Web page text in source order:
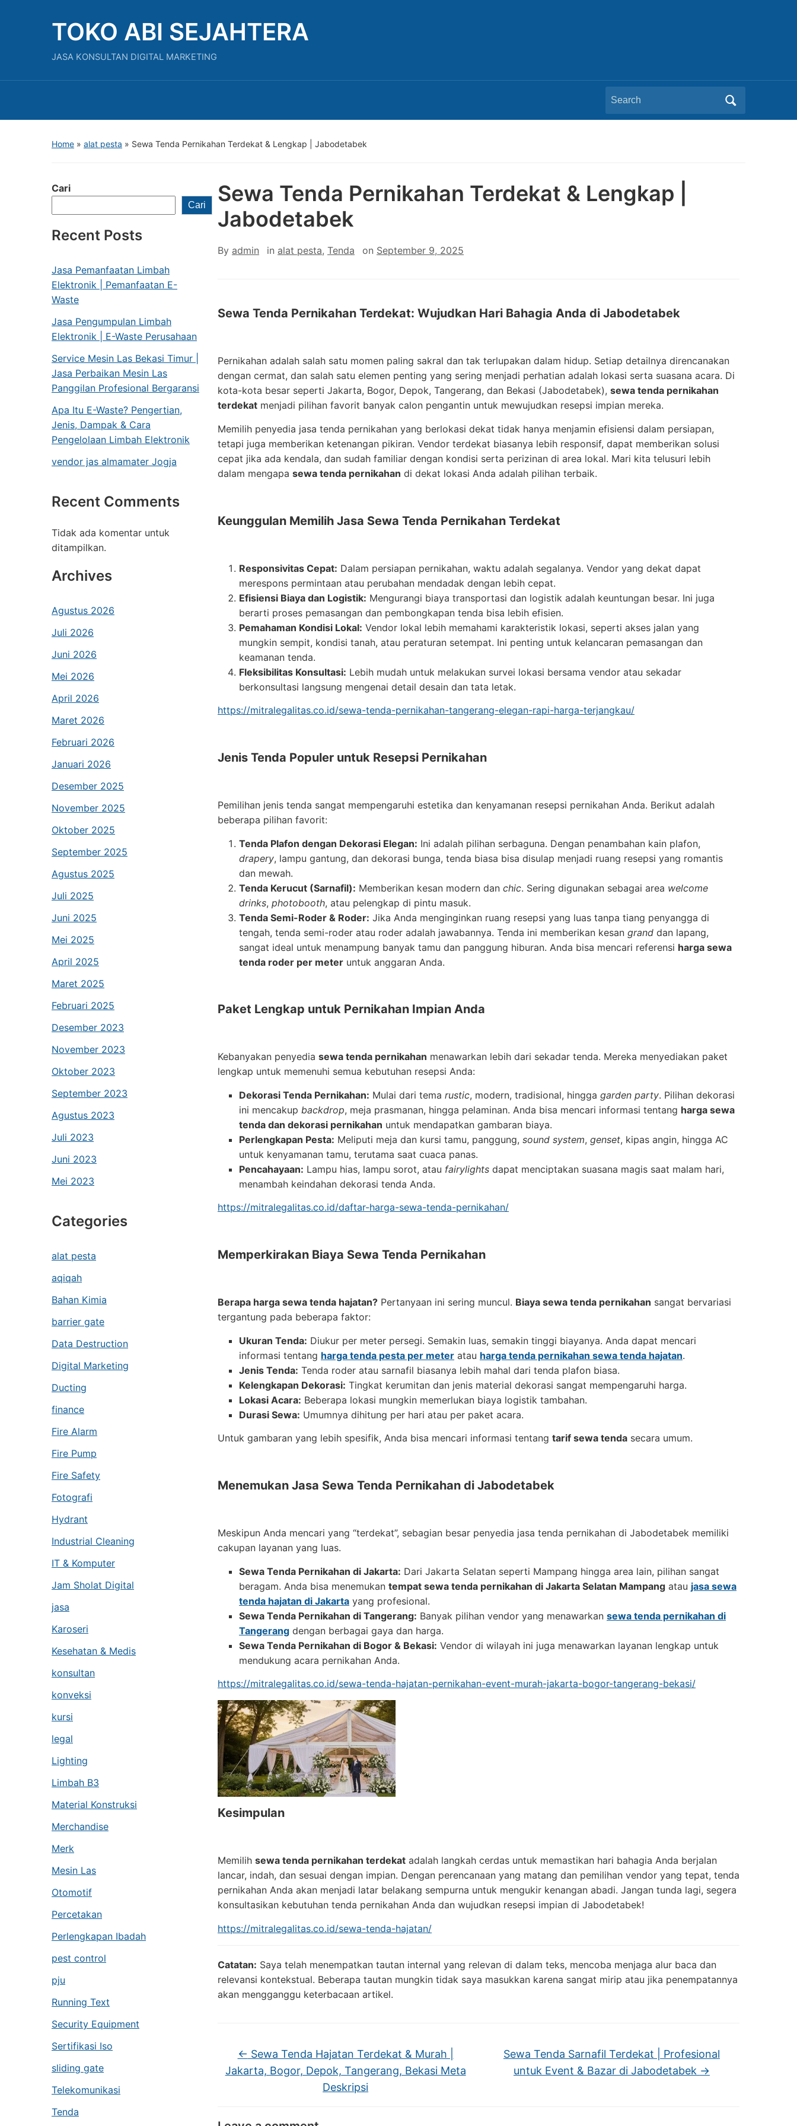
TOKO ABI SEJAHTERA
JASA KONSULTAN DIGITAL MARKETING
Search
for:
Home » alat pesta » Sewa Tenda Pernikahan Terdekat & Lengkap | Jabodetabek
Cari
Cari
Recent Posts
Jasa Pemanfaatan Limbah
Elektronik | Pemanfaatan E-
Waste
Jasa Pengumpulan Limbah
Elektronik | E-Waste Perusahaan
Service Mesin Las Bekasi Timur |
Jasa Perbaikan Mesin Las
Panggilan Profesional Bergaransi
Apa Itu E-Waste? Pengertian,
Jenis, Dampak & Cara
Pengelolaan Limbah Elektronik
vendor jas almamater Jogja
Recent Comments
Tidak ada komentar untuk
ditampilkan.
Archives
Agustus 2026
Juli 2026
Juni 2026
Mei 2026
April 2026
Maret 2026
Februari 2026
Januari 2026
Desember 2025
November 2025
Oktober 2025
September 2025
Agustus 2025
Juli 2025
Juni 2025
Mei 2025
April 2025
Maret 2025
Februari 2025
Desember 2023
November 2023
Oktober 2023
September 2023
Agustus 2023
Juli 2023
Juni 2023
Mei 2023
Categories
alat pesta
aqiqah
Bahan Kimia
barrier gate
Data Destruction
Digital Marketing
Ducting
finance
Fire Alarm
Fire Pump
Fire Safety
Fotografi
Hydrant
Industrial Cleaning
IT & Komputer
Jam Sholat Digital
jasa
Karoseri
Kesehatan & Medis
konsultan
konveksi
kursi
legal
Lighting
Limbah B3
Material Konstruksi
Merchandise
Merk
Mesin Las
Otomotif
Percetakan
Perlengkapan Ibadah
pest control
pju
Running Text
Security Equipment
Sertifikasi Iso
sliding gate
Telekomunikasi
Tenda
Sewa Tenda Pernikahan Terdekat & Lengkap |
Jabodetabek
By admin in alat pesta, Tenda on September 9, 2025
Sewa Tenda Pernikahan Terdekat: Wujudkan Hari Bahagia Anda di Jabodetabek
Pernikahan adalah salah satu momen paling sakral dan tak terlupakan dalam hidup. Setiap detailnya direncanakan
dengan cermat, dan salah satu elemen penting yang sering menjadi perhatian adalah lokasi serta suasana acara. Di
kota-kota besar seperti Jakarta, Bogor, Depok, Tangerang, dan Bekasi (Jabodetabek), sewa tenda pernikahan
terdekat menjadi pilihan favorit banyak calon pengantin untuk mewujudkan resepsi impian mereka.
Memilih penyedia jasa tenda pernikahan yang berlokasi dekat tidak hanya menjamin efisiensi dalam persiapan,
tetapi juga memberikan ketenangan pikiran. Vendor terdekat biasanya lebih responsif, dapat memberikan solusi
cepat jika ada kendala, dan sudah familiar dengan kondisi serta perizinan di area lokal. Mari kita telusuri lebih
dalam mengapa sewa tenda pernikahan di dekat lokasi Anda adalah pilihan terbaik.
Keunggulan Memilih Jasa Sewa Tenda Pernikahan Terdekat
Responsivitas Cepat: Dalam persiapan pernikahan, waktu adalah segalanya. Vendor yang dekat dapat
merespons permintaan atau perubahan mendadak dengan lebih cepat.
Efisiensi Biaya dan Logistik: Mengurangi biaya transportasi dan logistik adalah keuntungan besar. Ini juga
berarti proses pemasangan dan pembongkapan tenda bisa lebih efisien.
Pemahaman Kondisi Lokal: Vendor lokal lebih memahami karakteristik lokasi, seperti akses jalan yang
mungkin sempit, kondisi tanah, atau peraturan setempat. Ini penting untuk kelancaran pemasangan dan
keamanan tenda.
Fleksibilitas Konsultasi: Lebih mudah untuk melakukan survei lokasi bersama vendor atau sekadar
berkonsultasi langsung mengenai detail desain dan tata letak.
https://mitralegalitas.co.id/sewa-tenda-pernikahan-tangerang-elegan-rapi-harga-terjangkau/
Jenis Tenda Populer untuk Resepsi Pernikahan
Pemilihan jenis tenda sangat mempengaruhi estetika dan kenyamanan resepsi pernikahan Anda. Berikut adalah
beberapa pilihan favorit:
Tenda Plafon dengan Dekorasi Elegan: Ini adalah pilihan serbaguna. Dengan penambahan kain plafon,
drapery, lampu gantung, dan dekorasi bunga, tenda biasa bisa disulap menjadi ruang resepsi yang romantis
dan mewah.
Tenda Kerucut (Sarnafil): Memberikan kesan modern dan chic. Sering digunakan sebagai area welcome
drinks, photobooth, atau pelengkap di pintu masuk.
Tenda Semi-Roder & Roder: Jika Anda menginginkan ruang resepsi yang luas tanpa tiang penyangga di
tengah, tenda semi-roder atau roder adalah jawabannya. Tenda ini memberikan kesan grand dan lapang,
sangat ideal untuk menampung banyak tamu dan panggung hiburan. Anda bisa mencari referensi harga sewa
tenda roder per meter untuk anggaran Anda.
Paket Lengkap untuk Pernikahan Impian Anda
Kebanyakan penyedia sewa tenda pernikahan menawarkan lebih dari sekadar tenda. Mereka menyediakan paket
lengkap untuk memenuhi semua kebutuhan resepsi Anda:
Dekorasi Tenda Pernikahan: Mulai dari tema rustic, modern, tradisional, hingga garden party. Pilihan dekorasi
ini mencakup backdrop, meja prasmanan, hingga pelaminan. Anda bisa mencari informasi tentang harga sewa
tenda dan dekorasi pernikahan untuk mendapatkan gambaran biaya.
Perlengkapan Pesta: Meliputi meja dan kursi tamu, panggung, sound system, genset, kipas angin, hingga AC
untuk kenyamanan tamu, terutama saat cuaca panas.
Pencahayaan: Lampu hias, lampu sorot, atau fairylights dapat menciptakan suasana magis saat malam hari,
menambah keindahan dekorasi tenda Anda.
https://mitralegalitas.co.id/daftar-harga-sewa-tenda-pernikahan/
Memperkirakan Biaya Sewa Tenda Pernikahan
Berapa harga sewa tenda hajatan? Pertanyaan ini sering muncul. Biaya sewa tenda pernikahan sangat bervariasi
tergantung pada beberapa faktor:
Ukuran Tenda: Diukur per meter persegi. Semakin luas, semakin tinggi biayanya. Anda dapat mencari
informasi tentang harga tenda pesta per meter atau harga tenda pernikahan sewa tenda hajatan.
Jenis Tenda: Tenda roder atau sarnafil biasanya lebih mahal dari tenda plafon biasa.
Kelengkapan Dekorasi: Tingkat kerumitan dan jenis material dekorasi sangat mempengaruhi harga.
Lokasi Acara: Beberapa lokasi mungkin memerlukan biaya logistik tambahan.
Durasi Sewa: Umumnya dihitung per hari atau per paket acara.
Untuk gambaran yang lebih spesifik, Anda bisa mencari informasi tentang tarif sewa tenda secara umum.
Menemukan Jasa Sewa Tenda Pernikahan di Jabodetabek
Meskipun Anda mencari yang “terdekat”, sebagian besar penyedia jasa tenda pernikahan di Jabodetabek memiliki
cakupan layanan yang luas.
Sewa Tenda Pernikahan di Jakarta: Dari Jakarta Selatan seperti Mampang hingga area lain, pilihan sangat
beragam. Anda bisa menemukan tempat sewa tenda pernikahan di Jakarta Selatan Mampang atau jasa sewa
tenda hajatan di Jakarta yang profesional.
Sewa Tenda Pernikahan di Tangerang: Banyak pilihan vendor yang menawarkan sewa tenda pernikahan di
Tangerang dengan berbagai gaya dan harga.
Sewa Tenda Pernikahan di Bogor & Bekasi: Vendor di wilayah ini juga menawarkan layanan lengkap untuk
mendukung acara pernikahan Anda.
https://mitralegalitas.co.id/sewa-tenda-hajatan-pernikahan-event-murah-jakarta-bogor-tangerang-bekasi/
Kesimpulan
Memilih sewa tenda pernikahan terdekat adalah langkah cerdas untuk memastikan hari bahagia Anda berjalan
lancar, indah, dan sesuai dengan impian. Dengan perencanaan yang matang dan pemilihan vendor yang tepat, tenda
pernikahan Anda akan menjadi latar belakang sempurna untuk mengukir kenangan abadi. Jangan tunda lagi, segera
konsultasikan kebutuhan tenda pernikahan Anda dan wujudkan resepsi impian di Jabodetabek!
https://mitralegalitas.co.id/sewa-tenda-hajatan/
Catatan: Saya telah menempatkan tautan internal yang relevan di dalam teks, mencoba menjaga alur baca dan
relevansi kontekstual. Beberapa tautan mungkin tidak saya masukkan karena sangat mirip atau jika penempatannya
akan mengganggu keterbacaan artikel.
← Sewa Tenda Hajatan Terdekat & Murah |
Jakarta, Bogor, Depok, Tangerang, Bekasi Meta
Deskripsi
Sewa Tenda Sarnafil Terdekat | Profesional
untuk Event & Bazar di Jabodetabek →